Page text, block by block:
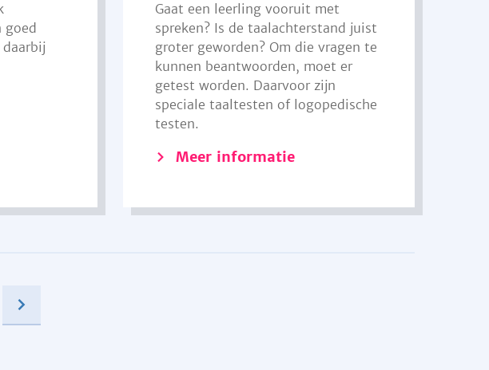
goed
Gaat een leerling vooruit met
spreken? Is de taalachterstand juist
groter geworden? Om die vragen te
kunnen beantwoorden, moet er
getest worden. Daarvoor zijn
speciale taaltesten of logopedische
testen.
Meer informatie